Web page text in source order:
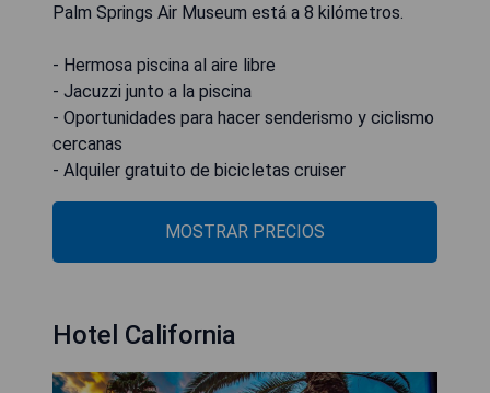
Palm Springs Air Museum está a 8 kilómetros.
- Hermosa piscina al aire libre
- Jacuzzi junto a la piscina
- Oportunidades para hacer senderismo y ciclismo
cercanas
- Alquiler gratuito de bicicletas cruiser
MOSTRAR PRECIOS
Hotel California